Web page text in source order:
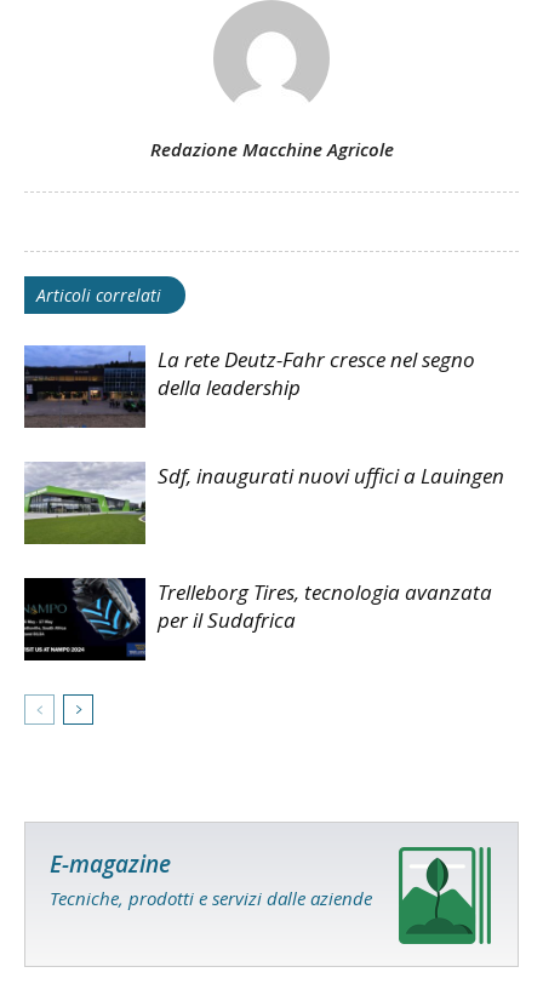
Redazione Macchine Agricole
Articoli correlati
La rete Deutz-Fahr cresce nel segno
della leadership
Sdf, inaugurati nuovi uffici a Lauingen
Trelleborg Tires, tecnologia avanzata
per il Sudafrica
E-magazine
Tecniche, prodotti e servizi dalle aziende